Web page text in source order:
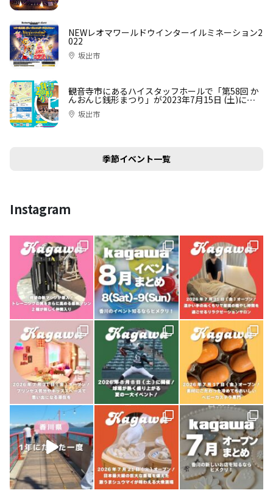
NEWレオマワールドウインターイルミネーション2
022
坂出市
観音寺市にあるハイスタッフホールで「第58回 か
んおんじ銭形まつり」が2023年7月15日 (土)に開
催 坂出市
季節イベント一覧
Instagram